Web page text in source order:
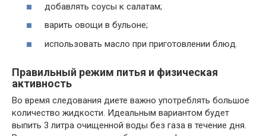
добавлять соусы к салатам;
варить овощи в бульоне;
использовать масло при приготовлении блюд.
Правильный режим питья и физическая
активность
Во время следования диете важно употреблять большое
количество жидкости. Идеальным вариантом будет
выпить 3 литра очищенной воды без газа в течение дня.